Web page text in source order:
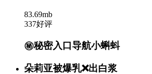
83.69mb
337好评
㊙️秘密入口导航小蝌蚪
朵莉亚被爆乳❌出白浆